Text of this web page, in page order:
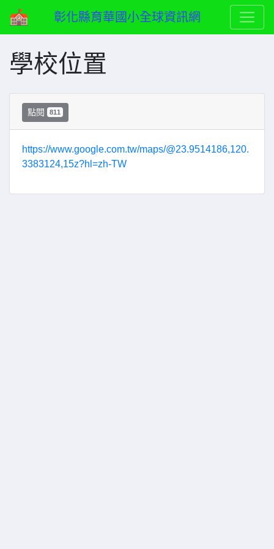
彰化縣育華國小全球資訊網
學校位置
點閱 811
https://www.google.com.tw/maps/@23.9514186,120.
3383124,15z?hl=zh-TW